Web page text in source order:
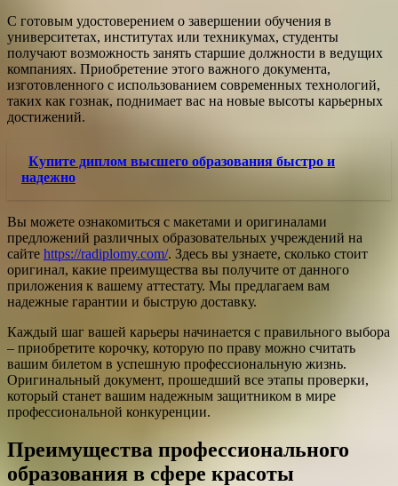
С готовым удостоверением о завершении обучения в
университетах, институтах или техникумах, студенты
получают возможность занять старшие должности в ведущих
компаниях. Приобретение этого важного документа,
изготовленного с использованием современных технологий,
таких как гознак, поднимает вас на новые высоты карьерных
достижений.
Купите диплом высшего образования быстро и
надежно
Вы можете ознакомиться с макетами и оригиналами
предложений различных образовательных учреждений на
сайте https://radiplomy.com/. Здесь вы узнаете, сколько стоит
оригинал, какие преимущества вы получите от данного
приложения к вашему аттестату. Мы предлагаем вам
надежные гарантии и быструю доставку.
Каждый шаг вашей карьеры начинается с правильного выбора
– приобретите корочку, которую по праву можно считать
вашим билетом в успешную профессиональную жизнь.
Оригинальный документ, прошедший все этапы проверки,
который станет вашим надежным защитником в мире
профессиональной конкуренции.
Преимущества профессионального
образования в сфере красоты